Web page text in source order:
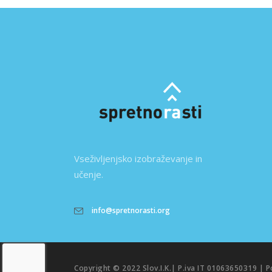
Vseživljenjsko izobraževanje in
učenje.
info@spretnorasti.org
Copyright © 2022 Slov.I.K.| P.iva IT 01063650319 |